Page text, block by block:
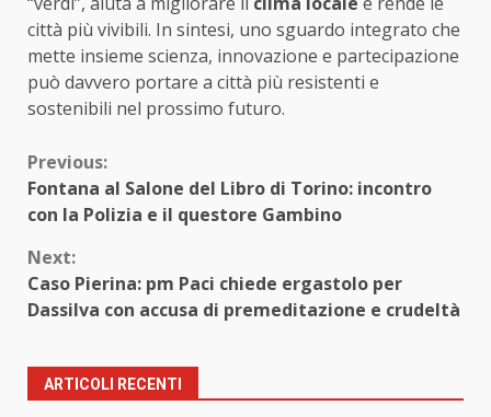
città più vivibili. In sintesi, uno sguardo integrato che
mette insieme scienza, innovazione e partecipazione
può davvero portare a città più resistenti e
sostenibili nel prossimo futuro.
Continue
Reading
Previous:
Fontana al Salone del Libro di Torino: incontro
con la Polizia e il questore Gambino
Next:
Caso Pierina: pm Paci chiede ergastolo per
Dassilva con accusa di premeditazione e crudeltà
ARTICOLI RECENTI